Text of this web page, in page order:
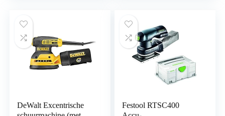
DeWalt Excentrische
Festool RTSC400